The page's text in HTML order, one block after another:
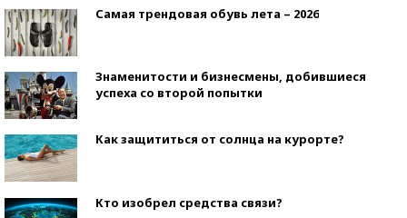
Самая трендовая обувь лета – 2026
Знаменитости и бизнесмены, добившиеся
успеха со второй попытки
Как защититься от солнца на курорте?
Кто изобрел средства связи?